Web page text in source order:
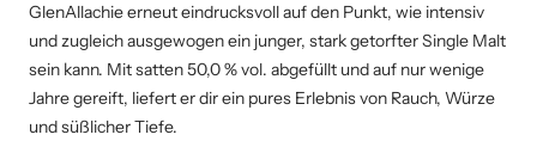
GlenAllachie erneut eindrucksvoll auf den Punkt, wie intensiv
und zugleich ausgewogen ein junger, stark getorfter Single Malt
sein kann. Mit satten 50,0 % vol. abgefüllt und auf nur wenige
Jahre gereift, liefert er dir ein pures Erlebnis von Rauch, Würze
und süßlicher Tiefe.